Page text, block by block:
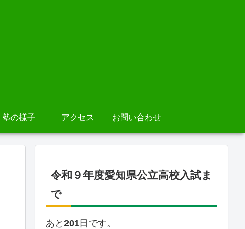
塾の様子 アクセス お問い合わせ
令和９年度愛知県公立高校入試ま
で
あと 201 日です。